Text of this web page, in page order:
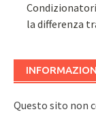
la differenza
Questo sito non